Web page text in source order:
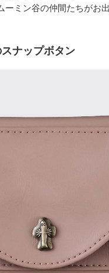
ーミン谷の仲間たちがお
ナップボタン